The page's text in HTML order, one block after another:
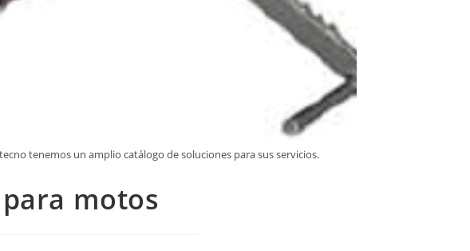
tenemos un amplio catálogo de soluciones para sus servicios.
motos